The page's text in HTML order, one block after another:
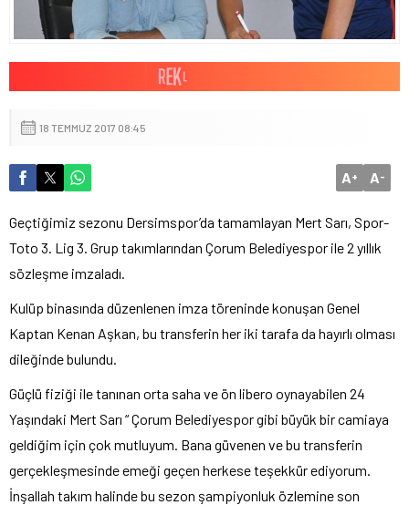
18 TEMMUZ 2017 08:45
A+ A-
Geçtiğimiz sezonu Dersimspor’da tamamlayan Mert Sarı, Spor-
Toto 3. Lig 3. Grup takımlarından Çorum Belediyespor ile 2 yıllık
sözleşme imzaladı.
Kulüp binasında düzenlenen imza töreninde konuşan Genel
Kaptan Kenan Aşkan, bu transferin her iki tarafa da hayırlı olması
dileğinde bulundu.
Güçlü fiziği ile tanınan orta saha ve ön libero oynayabilen 24
Yaşındaki Mert Sarı “ Çorum Belediyespor gibi büyük bir camiaya
geldiğim için çok mutluyum. Bana güvenen ve bu transferin
gerçekleşmesinde emeği geçen herkese teşekkür ediyorum.
İnşallah takım halinde bu sezon şampiyonluk özlemine son